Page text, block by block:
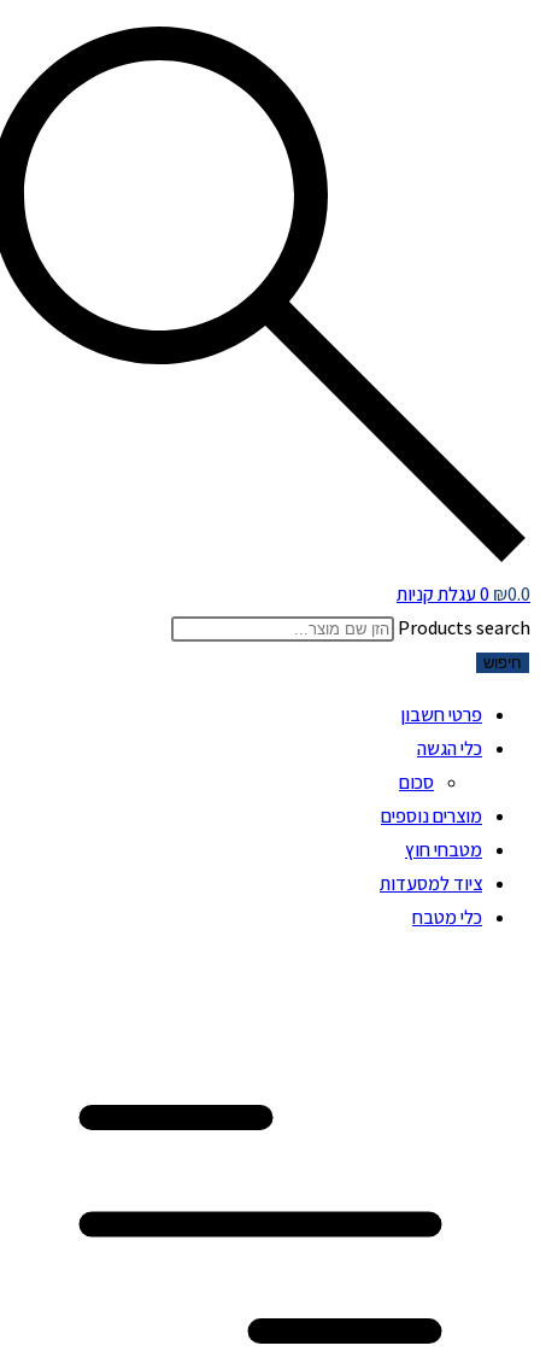
₪0.0
0 עגלת קניות
Products search
חיפוש
פרטי חשבון
כלי הגשה
סכום
מוצרים נוספים
מטבחי חוץ
ציוד למסעדות
כלי מטבח